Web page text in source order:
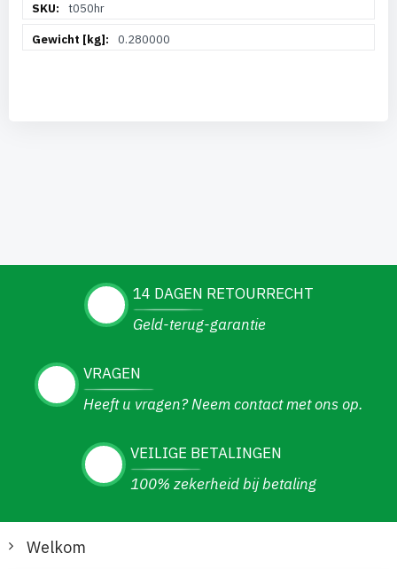
informatiet050hr
0.280000
14 DAGEN RETOURRECHT
Geld-terug-garantie
VRAGEN
Heeft u vragen? Neem contact met ons op.
VEILIGE BETALINGEN
100% zekerheid bij betaling
Welkom